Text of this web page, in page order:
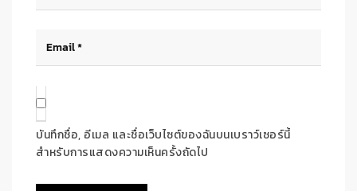
บันทึกชื่อ, อีเมล และชื่อเว็บไซต์ของฉันบนเบราว์เซอร์นี้
สำหรับการแสดงความเห็นครั้งถัดไป